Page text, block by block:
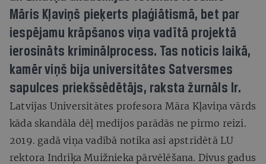
Māris Kļaviņš pieķerts plaģiātismā, bet par
iespējamu krāpšanos viņa vadītā projektā
ierosināts kriminālprocess. Tas noticis laikā,
kamēr viņš bija universitātes Satversmes
sapulces priekšsēdētājs, raksta žurnāls Ir.
Latvijas Universitātes profesora Māra Kļaviņa vārds
kāda skandāla dēļ medijos parādās ne pirmo reizi.
2019. gadā viņa vadībā notika asi apstrīdētā LU
rektora Indriķa Muižnieka pārvēlēšana. Divus gadus